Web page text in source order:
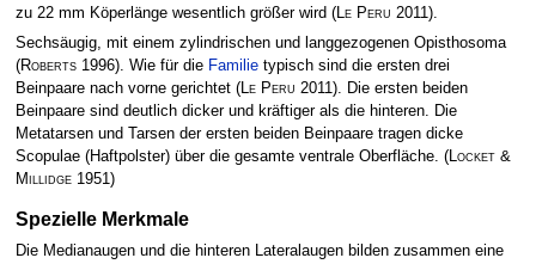
zu 22 mm Köperlänge wesentlich größer wird (Le Peru 2011).
Sechsäugig, mit einem zylindrischen und langgezogenen Opisthosoma
(Roberts1996). Wie für die Familietypisch sind die ersten drei
Beinpaare nach vorne gerichtet (Le Peru 2011). Die ersten beiden
Beinpaare sind deutlich dicker und kräftiger als die hinteren. Die
Metatarsen und Tarsen der ersten beiden Beinpaare tragen dicke
Scopulae (Haftpolster) über die gesamte ventrale Oberfläche. (Locket &
Millidge1951)
Spezielle Merkmale
Die Medianaugen und die hinteren Lateralaugen bilden zusammen eine